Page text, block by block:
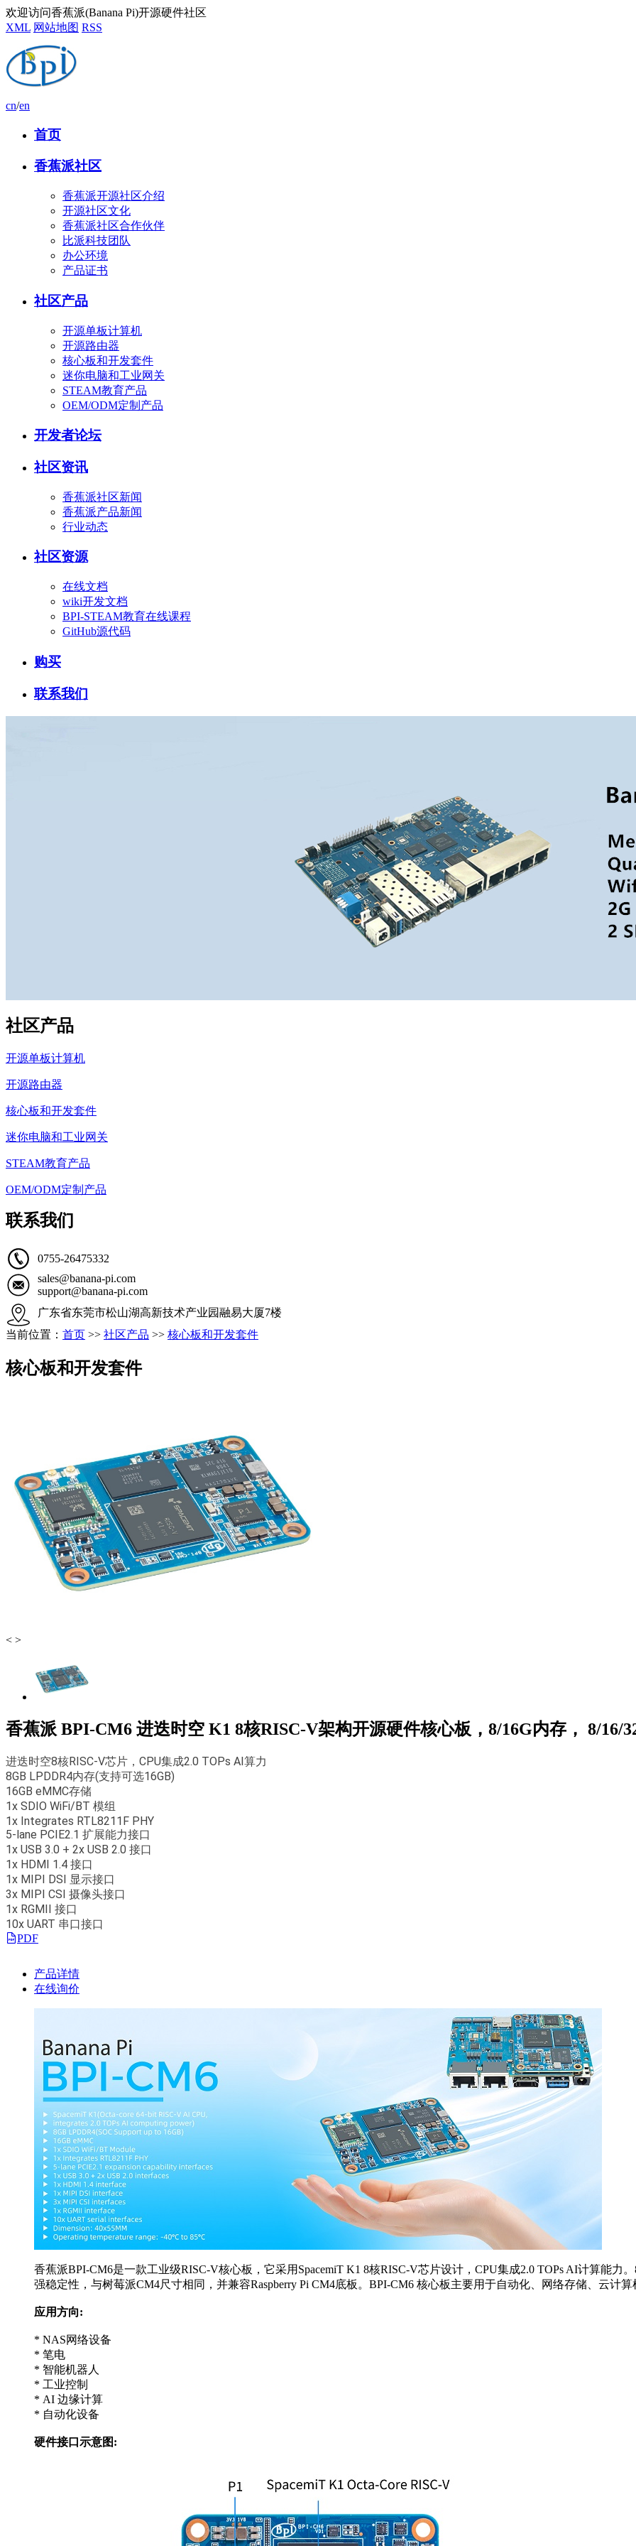
欢迎访问香蕉派(Banana Pi)开源硬件社区
XML 网站地图 RSS
cn/en
首页
香蕉派社区
香蕉派开源社区介绍
开源社区文化
香蕉派社区合作伙伴
比派科技团队
办公环境
产品证书
社区产品
开源单板计算机
开源路由器
核心板和开发套件
迷你电脑和工业网关
STEAM教育产品
OEM/ODM定制产品
开发者论坛
社区资讯
香蕉派社区新闻
香蕉派产品新闻
行业动态
社区资源
在线文档
wiki开发文档
BPI-STEAM教育在线课程
GitHub源代码
购买
联系我们
社区产品
开源单板计算机
开源路由器
核心板和开发套件
迷你电脑和工业网关
STEAM教育产品
OEM/ODM定制产品
联系我们
0755-26475332
sales@banana-pi.com
support@banana-pi.com
广东省东莞市松山湖高新技术产业园融易大厦7楼
当前位置： 首页 >> 社区产品 >> 核心板和开发套件
核心板和开发套件
< >
香蕉派 BPI-CM6 进迭时空 K1 8核RISC-V架构开源硬件核心板，8/16G内存， 8/16/
进迭时空8核RISC-V芯片，CPU集成2.0 TOPs AI算力
8GB LPDDR4内存(支持可选16GB)
16GB eMMC存储
1x SDIO WiFi/BT 模组
1x Integrates RTL8211F PHY
5-lane PCIE2.1 扩展能力接口
1x USB 3.0 + 2x USB 2.0 接口
1x HDMI 1.4 接口
1x MIPI DSI 显示接口
3x MIPI CSI 摄像头接口
1x RGMII 接口
10x UART 串口接口
PDF
产品详情
在线询价
香蕉派BPI-CM6是一款工业级RISC-V核心板，它采用SpacemiT K1 8核RISC-V芯片设计，CPU集成2.0 TOPs AI计算能力
强稳定性，与树莓派CM4尺寸相同，并兼容Raspberry Pi CM4底板。BPI-CM6 核心板主要用于自动化、网络存储、云计
应用方向:
* NAS网络设备
* 笔电
* 智能机器人
* 工业控制
* AI 边缘计算
* 自动化设备
硬件接口示意图: